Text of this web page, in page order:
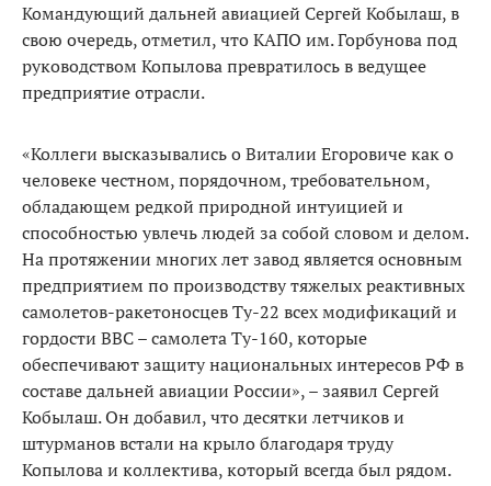
Командующий дальней авиацией Сергей Кобылаш, в
свою очередь, отметил, что КАПО им. Горбунова под
руководством Копылова превратилось в ведущее
предприятие отрасли.
«Коллеги высказывались о Виталии Егоровиче как о
человеке честном, порядочном, требовательном,
обладающем редкой природной интуицией и
способностью увлечь людей за собой словом и делом.
На протяжении многих лет завод является основным
предприятием по производству тяжелых реактивных
самолетов-ракетоносцев Ту-22 всех модификаций и
гордости ВВС – самолета Ту-160, которые
обеспечивают защиту национальных интересов РФ в
составе дальней авиации России», – заявил Сергей
Кобылаш. Он добавил, что десятки летчиков и
штурманов встали на крыло благодаря труду
Копылова и коллектива, который всегда был рядом.